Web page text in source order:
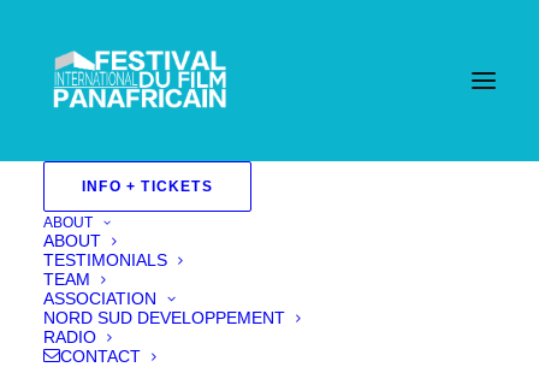
INFO + TICKETS
ABOUT
ABOUT
TESTIMONIALS
TEAM
ASSOCIATION
NORD SUD DEVELOPPEMENT
RADIO
CONTACT